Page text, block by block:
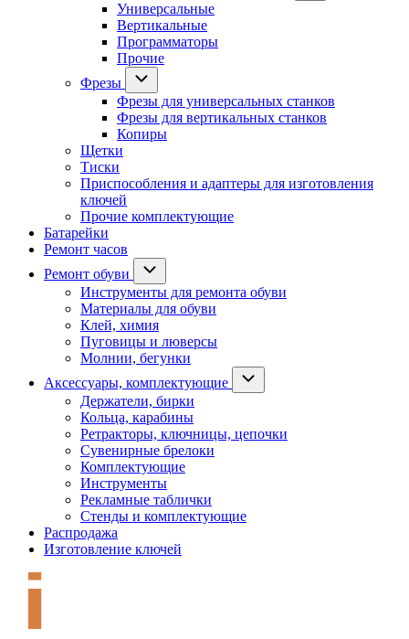
Универсальные
Вертикальные
Программаторы
Прочие
Фрезы
Фрезы для универсальных станков
Фрезы для вертикальных станков
Копиры
Щетки
Тиски
Приспособления и адаптеры для изготовления
ключей
Прочие комплектующие
Батарейки
Ремонт часов
Ремонт обуви
Инструменты для ремонта обуви
Материалы для обуви
Клей, химия
Пуговицы и люверсы
Молнии, бегунки
Аксессуары, комплектующие
Держатели, бирки
Кольца, карабины
Ретракторы, ключницы, цепочки
Сувенирные брелоки
Комплектующие
Инструменты
Рекламные таблички
Стенды и комплектующие
Распродажа
Изготовление ключей